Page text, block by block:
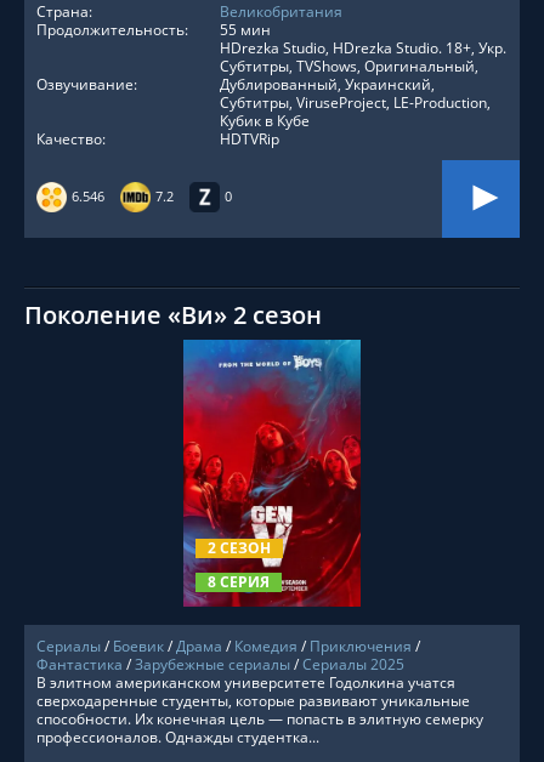
6.546 7.2 0
Страна:
Великобритания
Продолжительность:
55 мин
Озвучивание:
HDrezka Studio, HDrezka Studio. 18+, Укр.
Субтитры, TVShows, Оригинальный,
Дублированный, Украинский,
Субтитры, ViruseProject, LE-Production,
Кубик в Кубе
Качество:
HDTVRip
Поколение «Ви» 2 сезон
2 СЕЗОН
8 СЕРИЯ
СМОТРЕТЬ ОНЛАЙН
Сериалы/ Боевик/Драма / Комедия / Приключения /
Фантастика /Зарубежные сериалы/Сериалы 2025
В элитном американском университете Годолкина учатся
сверходаренные студенты, которые развивают уникальные
способности. Их конечная цель — попасть в элитную семерку
профессионалов. Однажды студентка...